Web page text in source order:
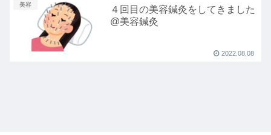
美容
４回目の美容鍼灸をしてきました
@美容鍼灸
2022.08.08